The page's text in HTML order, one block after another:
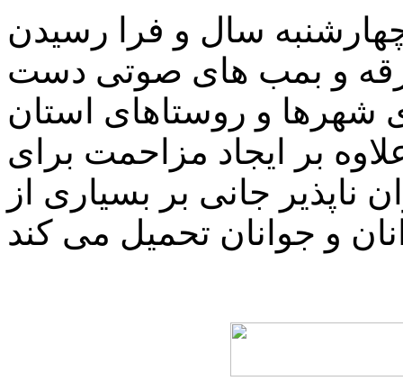
سال و فرا رسیدن
و بمب های صوتی دست
شهرها و روستاهای استان
بر ایجاد مزاحمت برای
جانی بر بسیاری از